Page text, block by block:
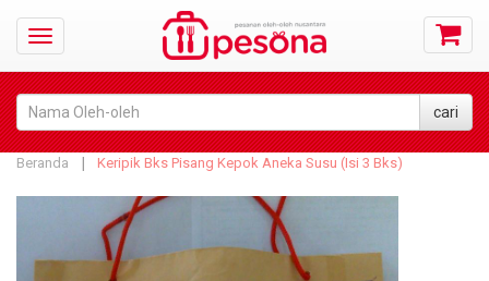
Beranda Keripik Bks Pisang Kepok Aneka Susu (Isi 3 Bks)